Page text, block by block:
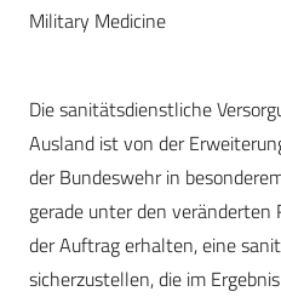
Military Medicine
Die sanitätsdienstliche
Ausland ist von der
der Bundeswehr in
gerade unter den
der Auftrag erhalten, eine
sicherzustellen, die im